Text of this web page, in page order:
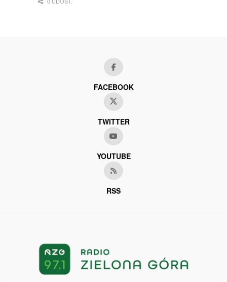
FACEBOOK
TWITTER
YOUTUBE
RSS